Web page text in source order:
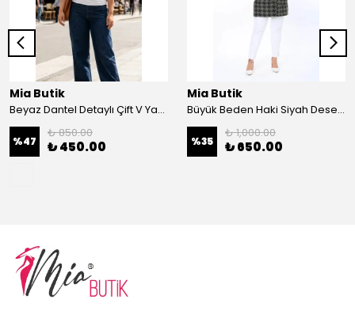
Mia Butik
Beyaz Dantel Detaylı Çift V Yaka Karşkorse Esnek Bluz
%47
₺ 850.00
₺ 450.00
Mia Butik
Büyük Beden Haki Siyah Desenli Hırka
%35
₺ 1,000.00
₺ 650.00